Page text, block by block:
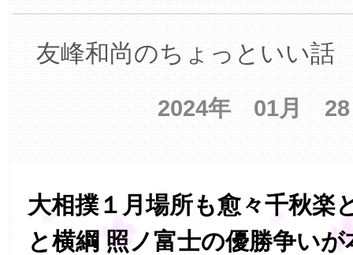
友峰和尚のちょっといい話
2024年 01月
大相撲１月場所も愈々千秋楽
と横綱 照ノ富士の優勝争い